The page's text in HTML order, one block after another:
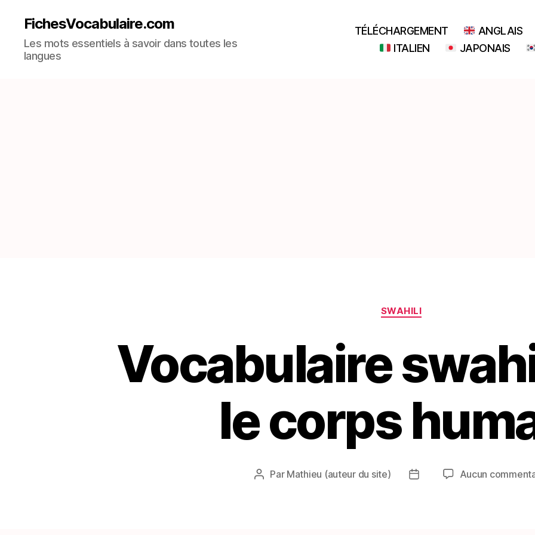
FichesVocabulaire.com
Les mots essentiels à savoir dans toutes les
langues
TÉLÉCHARGEMENT ANGLAIS
ITALIEN
JAPONAIS
Catégories
SWAHILI
Vocabulaire
le corps
Auteur
Par Mathieu (auteur du site)
Date
Aucun